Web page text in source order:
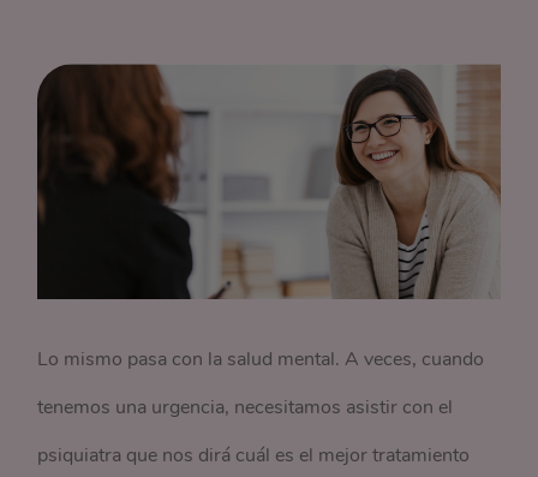
Lo mismo pasa con la salud mental. A veces, cuando
tenemos una urgencia, necesitamos asistir con el
psiquiatra que nos dirá cuál es el mejor tratamiento